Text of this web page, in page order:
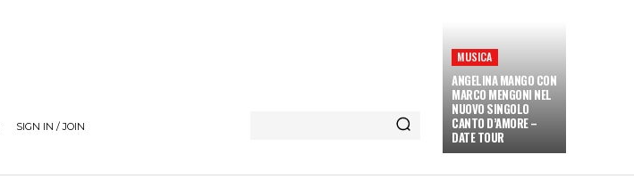
SIGN IN / JOIN
MUSICA
ANGELINA MANGO CON
MARCO MENGONI NEL
NUOVO SINGOLO
CANTO D’AMORE –
DATE TOUR